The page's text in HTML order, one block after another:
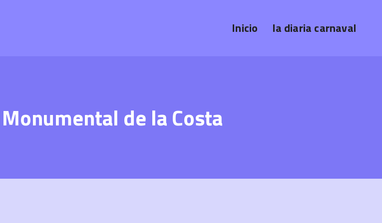
Inicio la diaria carnaval
de la Costa